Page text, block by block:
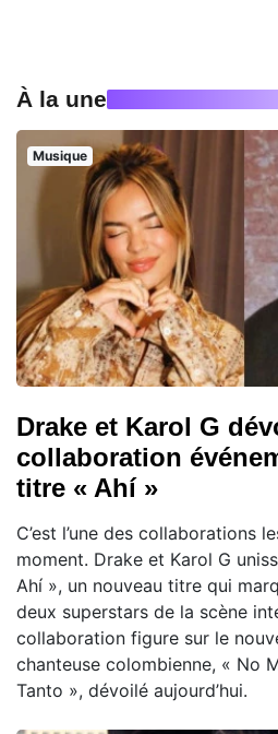
À la une
Musique
Drake et Karol G
collaboration
titre « Ahí »
C’est l’une des collaborations
moment. Drake et Karol G
Ahí », un nouveau titre qui
deux superstars de la scène
collaboration figure sur le
chanteuse colombienne, « No
Tanto », dévoilé aujourd’hui.